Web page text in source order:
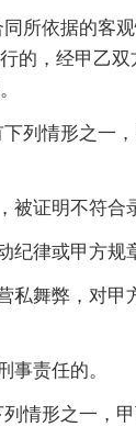
所依据的客
的，经甲乙
列情形之一
被证明不符合
纪律或甲方规
私舞弊，对甲
事责任的。
情形之一，